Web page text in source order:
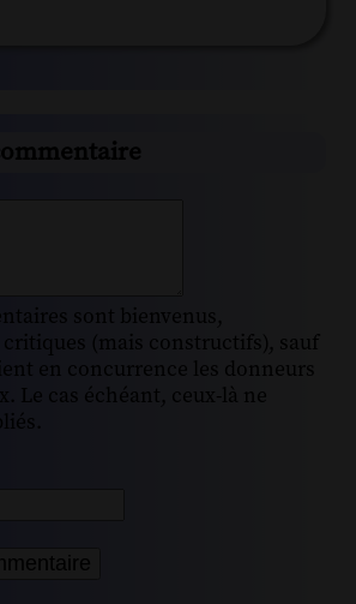
sont bienvenus,
(mais constructifs), sauf
en concurrence les donneurs
Le cas échéant, ceux-là ne